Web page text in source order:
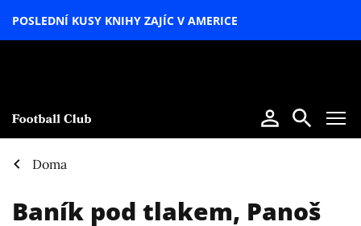
POSLEDNÍ KUSY KNIHY ZAJÍC V AMERICE
Doma
Baník pod tlakem, Panoš